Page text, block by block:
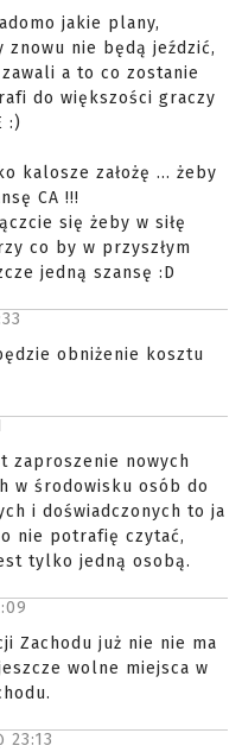
jakie plany,
nie będą jeździć,
a to co zostanie
do większości graczy
:)
kalosze założę ... żeby
CA !!!
się żeby w siłę
co by w przyszłym
jedną szansę :D
obniżenie kosztu
zaproszenie nowych
w środowisku osób do
i doświadczonych to ja
nie potrafię czytać,
tylko jedną osobą.
Zachodu już nie nie ma
wolne miejsca w
23:13